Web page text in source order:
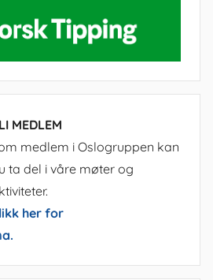
MEDLEM
medlem i Oslogruppen kan
ta del i våre møter og
her for